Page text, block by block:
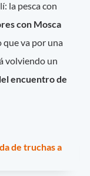
la pesca con
con Mosca
va por una
volviendo un
encuentro de
de truchas a